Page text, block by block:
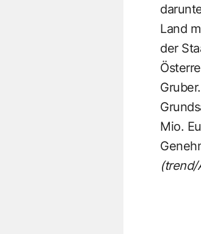
Land
der
Gruber.
Mio.
(trend/